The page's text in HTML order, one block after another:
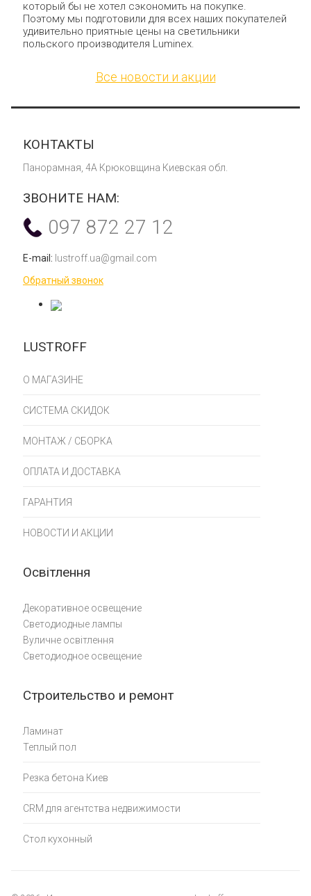
который бы не хотел сэкономить на покупке.
Поэтому мы подготовили для всех наших покупателей
удивительно приятные цены на светильники
польского производителя Luminex.
Все новости и акции
LUSTROFF
О МАГАЗИНЕ
СИСТЕМА СКИДОК
МОНТАЖ / СБОРКА
ОПЛАТА И ДОСТАВКА
ГАРАНТИЯ
НОВОСТИ И АКЦИИ
Освітлення
Декоративное освещение
Светодиодные лампы
Вуличне освітлення
Светодиодное освещение
Строительство и ремонт
Ламинат
Теплый пол
Резка бетона Киев
CRM для агентства недвижимости
Стол кухонный
КОНТАКТЫ
Панорамная, 4А Крюковщина Киевская обл.
ЗВОНИТЕ НАМ:
097 872 27 12
E-mail: lustroff.ua@gmail.com
Обратный звонок